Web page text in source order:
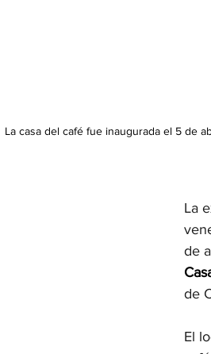
La casa del café fue inaugurada el 5 de
La
de
de
El